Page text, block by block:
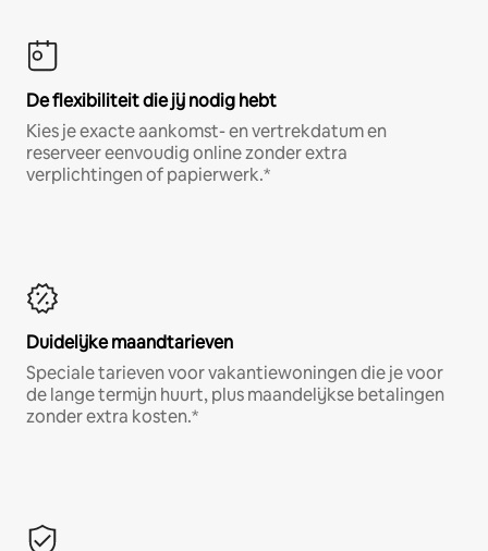
De flexibiliteit die jij nodig hebt
Kies je exacte aankomst- en vertrekdatum en
reserveer eenvoudig online zonder extra
verplichtingen of papierwerk.*
Duidelijke maandtarieven
Speciale tarieven voor vakantiewoningen die je voor
de lange termijn huurt, plus maandelijkse betalingen
zonder extra kosten.*